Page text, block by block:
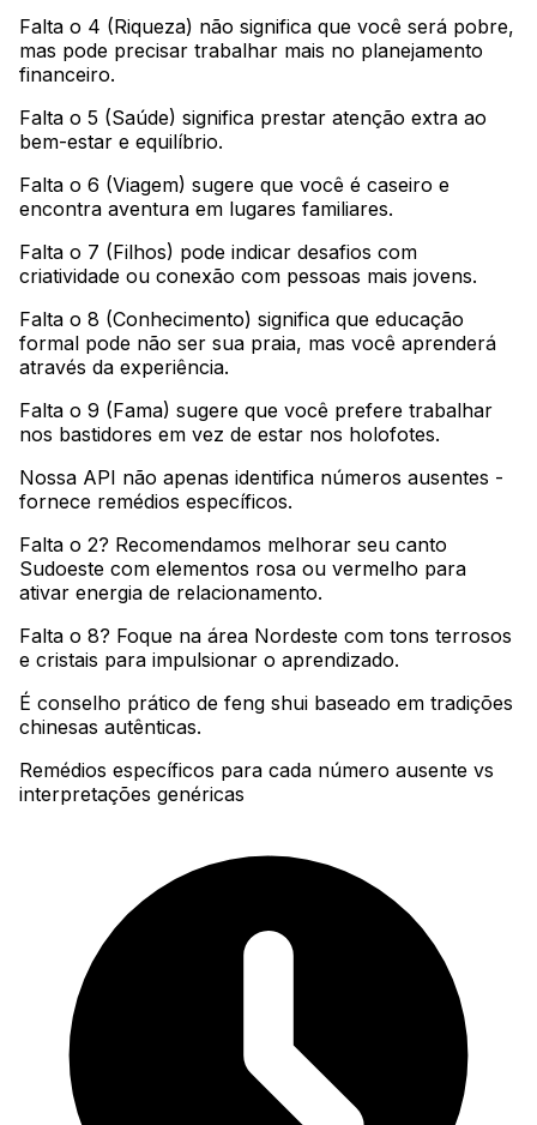
Falta o 4 (Riqueza) não significa que você será pobre,
mas pode precisar trabalhar mais no planejamento
financeiro.
Falta o 5 (Saúde) significa prestar atenção extra ao
bem-estar e equilíbrio.
Falta o 6 (Viagem) sugere que você é caseiro e
encontra aventura em lugares familiares.
Falta o 7 (Filhos) pode indicar desafios com
criatividade ou conexão com pessoas mais jovens.
Falta o 8 (Conhecimento) significa que educação
formal pode não ser sua praia, mas você aprenderá
através da experiência.
Falta o 9 (Fama) sugere que você prefere trabalhar
nos bastidores em vez de estar nos holofotes.
Nossa API não apenas identifica números ausentes -
fornece remédios específicos.
Falta o 2? Recomendamos melhorar seu canto
Sudoeste com elementos rosa ou vermelho para
ativar energia de relacionamento.
Falta o 8? Foque na área Nordeste com tons terrosos
e cristais para impulsionar o aprendizado.
É conselho prático de feng shui baseado em tradições
chinesas autênticas.
Remédios específicos para cada número ausente vs
interpretações genéricas